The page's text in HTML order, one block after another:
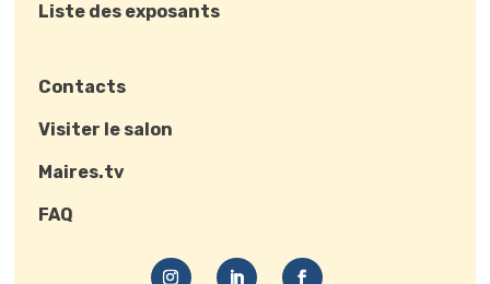
Liste des exposants
Contacts
Visiter le salon
Maires.tv
FAQ